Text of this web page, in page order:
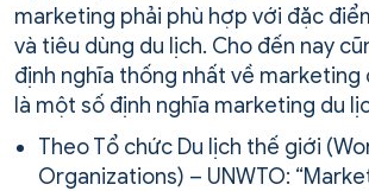
marketing phải phù hợp với đặc
và tiêu dùng du lịch. Cho đến nay
định nghĩa thống nhất về marketing
là một số định nghĩa marketing du
Theo Tổ chức Du lịch thế giới
Organizations) – UNWTO: